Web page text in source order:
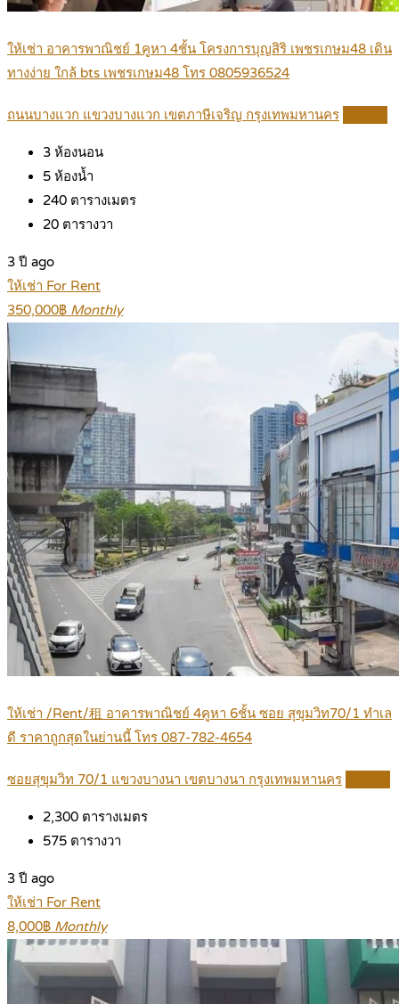
ให้เช่า อาคารพาณิชย์ 1คูหา 4ชั้น โครงการบุญสิริ เพชรเกษม48 เดิน
ทางง่าย ใกล้ bts เพชรเกษม48 โทร 0805936524
ถนนบางแวก แขวงบางแวก เขตภาษีเจริญ กรุงเทพมหานคร
3 ห้องนอน
5 ห้องน้ำ
240 ตารางเมตร
20 ตารางวา
3 ปี ago
ให้เช่า For Rent
350,000฿ Monthly
ให้เช่า /Rent/租 อาคารพาณิชย์ 4คูหา 6ชั้น ซอย สุขุมวิท70/1 ทำเล
ดี ราคาถูกสุดในย่านนี้ โทร 087-782-4654
ซอยสุขุมวิท 70/1 แขวงบางนา เขตบางนา กรุงเทพมหานคร
2,300 ตารางเมตร
575 ตารางวา
3 ปี ago
ให้เช่า For Rent
8,000฿ Monthly